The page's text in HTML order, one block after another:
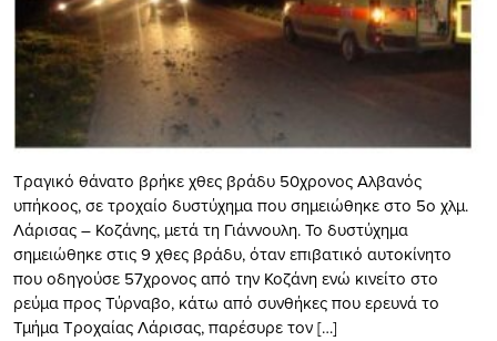
Τραγικό θάνατο βρήκε χθες βράδυ 50χρονος Αλβανός
υπήκοος, σε τροχαίο δυστύχημα που σημειώθηκε στο 5ο χλμ.
Λάρισας – Κοζάνης, μετά τη Γιάννουλη. Το δυστύχημα
σημειώθηκε στις 9 χθες βράδυ, όταν επιβατικό αυτοκίνητο
που οδηγούσε 57χρονος από την Κοζάνη ενώ κινείτο στο
ρεύμα προς Τύρναβο, κάτω από συνθήκες που ερευνά το
Τμήμα Τροχαίας Λάρισας, παρέσυρε τον […]